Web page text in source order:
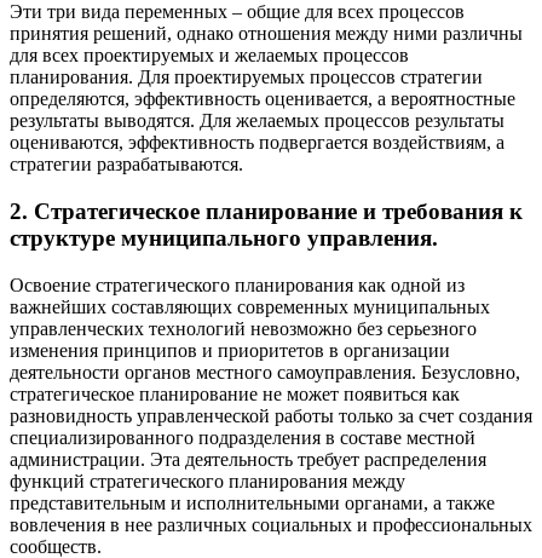
Эти три вида переменных – общие для всех процессов
принятия решений, однако отношения между ними различны
для всех проектируемых и желаемых процессов
планирования. Для проектируемых процессов стратегии
определяются, эффективность оценивается, а вероятностные
результаты выводятся. Для желаемых процессов результаты
оцениваются, эффективность подвергается воздействиям, а
стратегии разрабатываются.
2. Стратегическое планирование и требования к
структуре муниципального управления.
Освоение стратегического планирования как одной из
важнейших составляющих современных муниципальных
управленческих технологий невозможно без серьезного
изменения принципов и приоритетов в организации
деятельности органов местного самоуправления. Безусловно,
стратегическое планирование не может появиться как
разновидность управленческой работы только за счет создания
специализированного подразделения в составе местной
администрации. Эта деятельность требует распределения
функций стратегического планирования между
представительным и исполнительными органами, а также
вовлечения в нее различных социальных и профессиональных
сообществ.